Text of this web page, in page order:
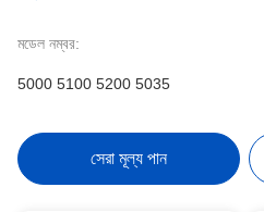
মডেল নম্বর:
5000 5100 5200 5035
সেরা মূল্য পান